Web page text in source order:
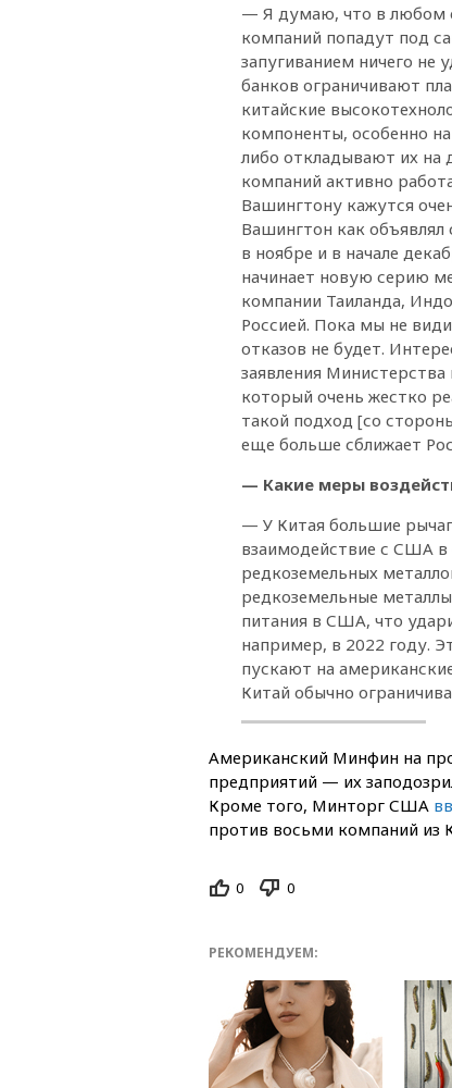
— Я думаю, что в любом
компаний попадут под
запугиванием ничего не
банков ограничивают
китайские
компоненты, особенно
либо откладывают их на
компаний активно
Вашингтону кажутся
Вашингтон как объявлял
в ноябре и в начале
начинает новую серию
компании Таиланда,
Россией. Пока мы не
отказов не будет.
заявления
который очень жестко
такой подход [со
еще больше сближает
— Какие меры
— У Китая большие
взаимодействие с США в
редкоземельных
редкоземельные
питания в США, что
например, в 2022 году.
пускают на
Китай обычно
Американский Минфин на
предприятий — их
Кроме того, Минторг США
против восьми компаний из
0 0
РЕКОМЕНДУЕМ: